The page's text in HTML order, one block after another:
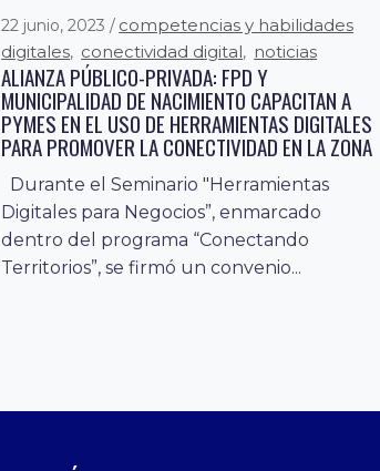
22 junio, 2023 competencias y habilidades
digitales, conectividad digital, noticias
ALIANZA PÚBLICO-PRIVADA: FPD Y
MUNICIPALIDAD DE NACIMIENTO CAPACITAN A
PYMES EN EL USO DE HERRAMIENTAS DIGITALES
PARA PROMOVER LA CONECTIVIDAD EN LA ZONA
Durante el Seminario "Herramientas
Digitales para Negocios”, enmarcado
dentro del programa “Conectando
Territorios”, se firmó un convenio...